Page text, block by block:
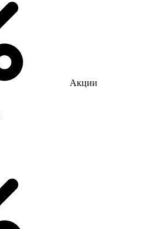
Акции